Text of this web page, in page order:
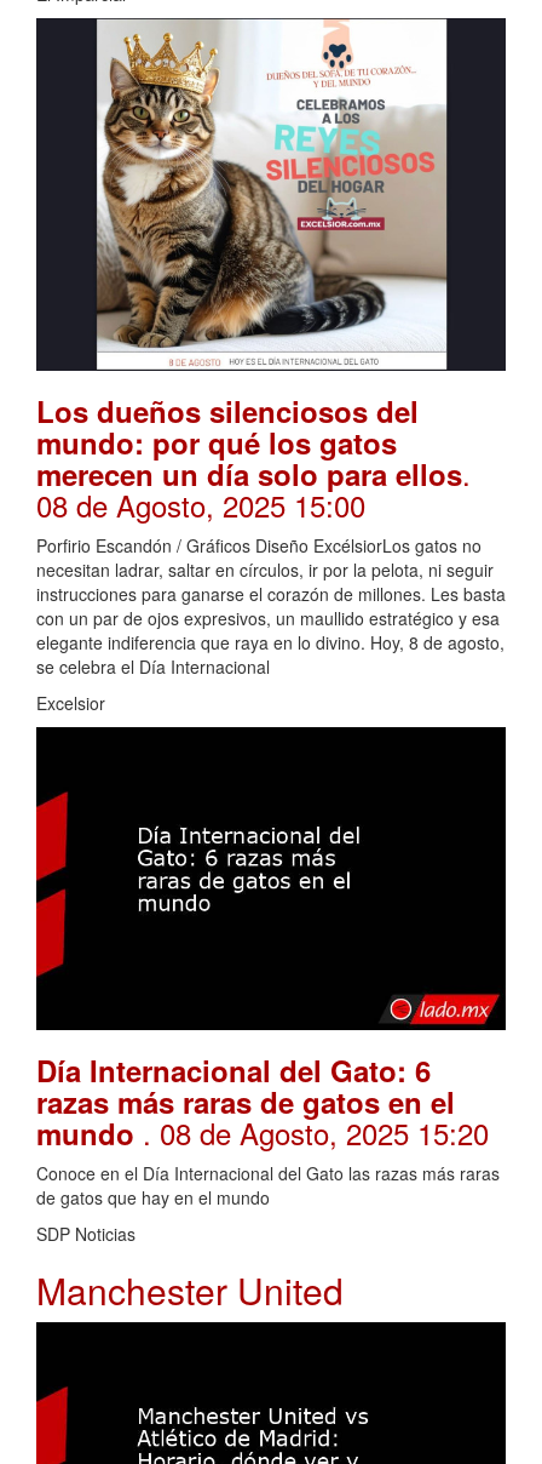
Los dueños silenciosos del
mundo: por qué los gatos
merecen un día solo para ellos.
08 de Agosto, 2025 15:00
Porfirio Escandón / Gráficos Diseño ExcélsiorLos gatos no
necesitan ladrar, saltar en círculos, ir por la pelota, ni seguir
instrucciones para ganarse el corazón de millones. Les basta
con un par de ojos expresivos, un maullido estratégico y esa
elegante indiferencia que raya en lo divino. Hoy, 8 de agosto,
se celebra el Día Internacional
Excelsior
Día Internacional del Gato: 6
razas más raras de gatos en el
mundo . 08 de Agosto, 2025 15:20
Conoce en el Día Internacional del Gato las razas más raras
de gatos que hay en el mundo
SDP Noticias
Manchester United